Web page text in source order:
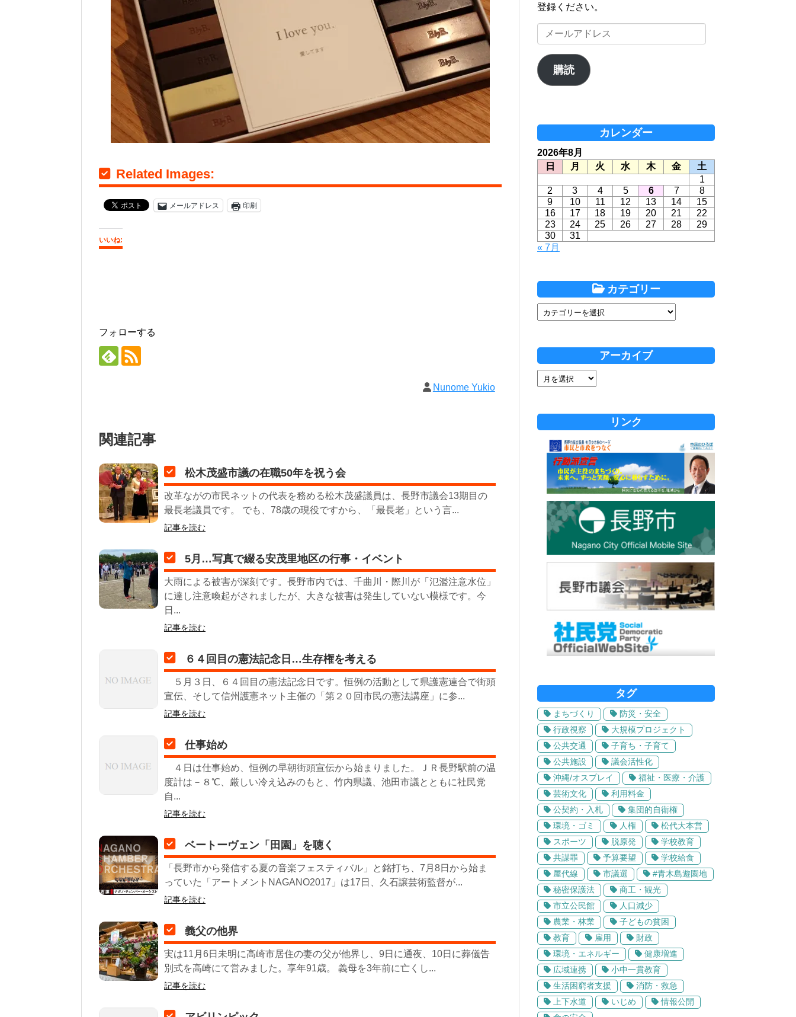
Related Images:
メールアドレス 印刷
いいね:
フォローする
Nunome Yukio
関連記事
松木茂盛市議の在職50年を祝う会
改革ながの市民ネットの代表を務める松木茂盛議員は、長野市議会13期目の
最長老議員です。 でも、78歳の現役ですから、「最長老」という言...
記事を読む
5月…写真で綴る安茂里地区の行事・イベント
大雨による被害が深刻です。長野市内では、千曲川・際川が「氾濫注意水位」
に達し注意喚起がされましたが、大きな被害は発生していない模様です。今
日...
記事を読む
６４回目の憲法記念日…生存権を考える
５月３日、６４回目の憲法記念日です。恒例の活動として県護憲連合で街頭
宣伝、そして信州護憲ネット主催の「第２０回市民の憲法講座」に参...
記事を読む
仕事始め
４日は仕事始め、恒例の早朝街頭宣伝から始まりました。ＪＲ長野駅前の温
度計は－８℃、厳しい冷え込みのもと、竹内県議、池田市議とともに社民党
自...
記事を読む
ベートーヴェン「田園」を聴く
「長野市から発信する夏の音楽フェスティバル」と銘打ち、7月8日から始ま
っていた「アートメントNAGANO2017」は17日、久石譲芸術監督が...
記事を読む
義父の他界
実は11月6日未明に高崎市居住の妻の父が他界し、9日に通夜、10日に葬儀告
別式を高崎にて営みました。享年91歳。 義母を3年前に亡くし...
記事を読む
登録ください。
メ
ー
ア
ド
購読
カレンダー
2026年8月
日
月 火 水 木 金
土
1
2
3 4 5 6 7
8
9
10 11 12 13 14
15
16
17 18 19 20 21
22
23
24 25 26 27 28
29
30
31
« 7月
カテゴリー
アーカイブ
リンク
タグ
まちづくり
防災・安全
行政視察
大規模プロジェクト
公共交通
子育ち・子育て
公共施設
議会活性化
沖縄/オスプレイ
福祉・医療・介護
芸術文化
利用料金
公契約・入札
集団的自衛権
環境・ゴミ
人権
松代大本営
スポーツ
脱原発
学校教育
共謀罪
予算要望
学校給食
屋代線
市議選
#青木島遊園地
秘密保護法
商工・観光
市立公民館
人口減少
農業・林業
子どもの貧困
教育
雇用
財政
環境・エネルギー
健康増進
広域連携
小中一貫教育
生活困窮者支援
消防・救急
上下水道
いじめ
情報公開